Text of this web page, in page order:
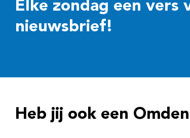
Elke zondag een vers
nieuwsbrief!
Heb jij ook een